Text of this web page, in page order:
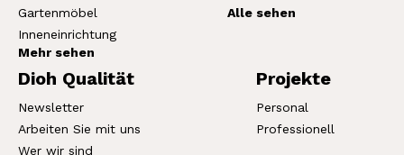
Gartenmöbel
Inneneinrichtung
Mehr sehen
Alle sehen
Dioh Qualität
Newsletter
Arbeiten Sie mit uns
Wer wir sind
Projekte
Personal
Professionell